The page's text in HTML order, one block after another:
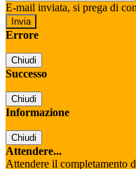
E-mail inviata, si prega di
Errore
Chiudi
Successo
Chiudi
Informazione
Chiudi
Attendere...
Attendere il completamento